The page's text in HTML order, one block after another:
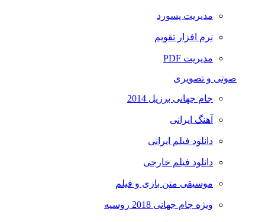
مدیریت پسورد
نرم افزار تقویم
مدیریت PDF
صوتی و تصویری
جام جهانی برزیل 2014
آهنگ ایرانی
دانلود فیلم ایرانی
دانلود فیلم خارجی
موسیقی متن بازی و فیلم
ویژه جام جهانی 2018 روسیه